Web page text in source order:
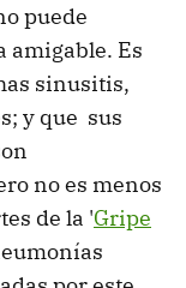
puede
amigable. Es
sinusitis,
y que sus
no es menos
de la 'Gripe